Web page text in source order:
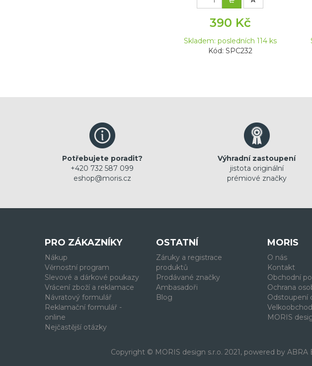
390 Kč
Skladem: posledních 114 ks
Kód: SPC232
Potřebujete poradit?
+420 732 587 099
eshop@moris.cz
Výhradní zastoupení
jistota originální
prémiové značky
PRO ZÁKAZNÍKY
Nákup
Věrnostní program
Slevové a dárkové poukazy
Vrácení zboží a reklamace
Návratový formulář
Reklamační formulář -
online
Nejčastější otázky
OSTATNÍ
Záruky a registrace
produktů
Prodávané značky
Ambasadoři
Blog
MORIS
O nás
Kontakt
Obchodní
Ochrana
Odstoupení
MORIS
Copyright © MORIS design s.r.o. 2021, powered by ABRA